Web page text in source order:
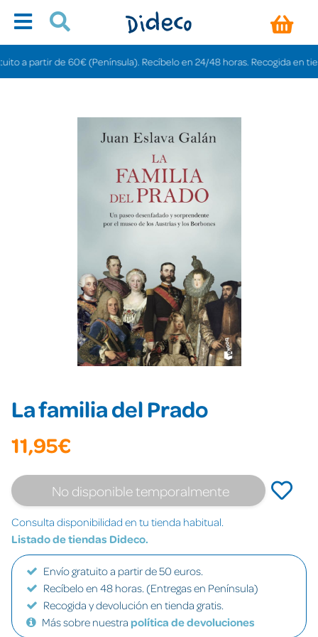
a partir de 60€ (Península). Recíbelo en 24/48 horas. Recogida en
La familia del Prado
11,95€
No disponible temporalmente
Consulta disponibilidad en tu tienda habitual.
Listado de tiendas Dideco.
Envío gratuito a partir de 50 euros.
Recíbelo en 48 horas. (Entregas en Península)
Recogida y devolución en tienda gratis.
Más sobre nuestra política de devoluciones